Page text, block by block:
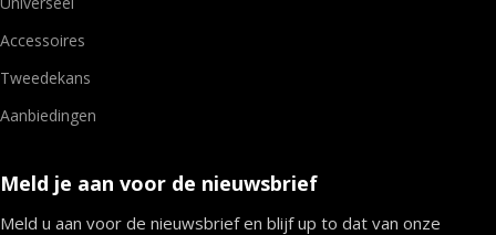
Accessoires
Tweedekans
Aanbiedingen
Meld je aan voor de nieuwsbrief
Meld u aan voor de nieuwsbrief en blijf up to dat van onze